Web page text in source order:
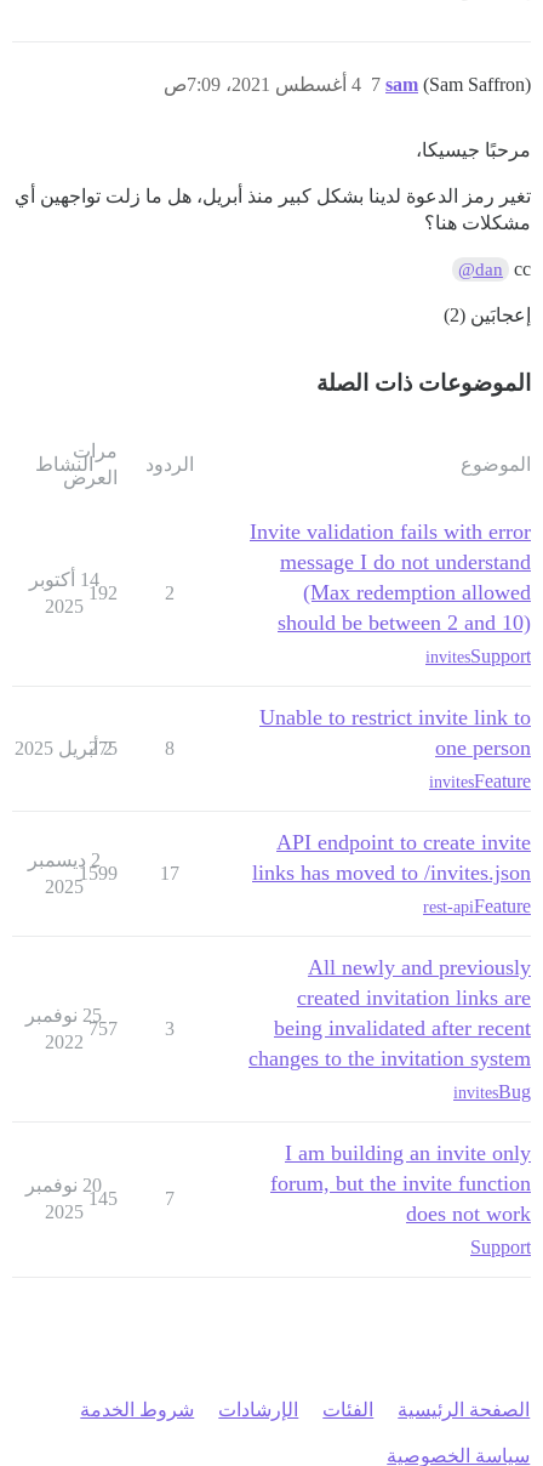
sam (Sam Saffron) 4 أغسطس 2021، 7:09ص 7
مرحبًا جيسيكا،
تغير رمز الدعوة لدينا بشكل كبير منذ أبريل، هل ما زلت تواجهين أي
مشكلات هنا؟
cc
@dan
إعجابَين (2)
الموضوعات ذات الصلة
الموضوع الردود
مرات
العرض
النشاط
Invite validation fails with error
message I do not understand
(Max redemption allowed
should be between 2 and 10)
Support
invites
2
192
14 أكتوبر
2025
Unable to restrict invite link to
one person
Feature
invites
8
275
2 أبريل 2025
API endpoint to create invite
links has moved to /invites.json
Feature
rest-api
17
1599
2 ديسمبر
2025
All newly and previously
created invitation links are
being invalidated after recent
changes to the invitation system
Bug
invites
3
757
25 نوفمبر
2022
I am building an invite only
forum, but the invite function
does not work
Support
7
145
20 نوفمبر
2025
الصفحة الرئيسية الفئات الإرشادات شروط الخدمة
سياسة الخصوصية